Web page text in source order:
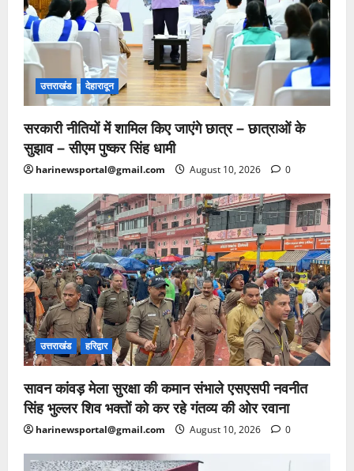
उत्तराखंड देहारादून
सरकारी नीतियों में शामिल किए जाएंगे छात्र – छात्राओं के
सुझाव – सीएम पुष्कर सिंह धामी
harinewsportal@gmail.com August 10, 2026 0
उत्तराखंड हरिद्वार
सावन कांवड़ मेला सुरक्षा की कमान संभाले एसएसपी नवनीत
सिंह भुल्लर शिव भक्तों को कर रहे गंतव्य की ओर रवाना
harinewsportal@gmail.com August 10, 2026 0